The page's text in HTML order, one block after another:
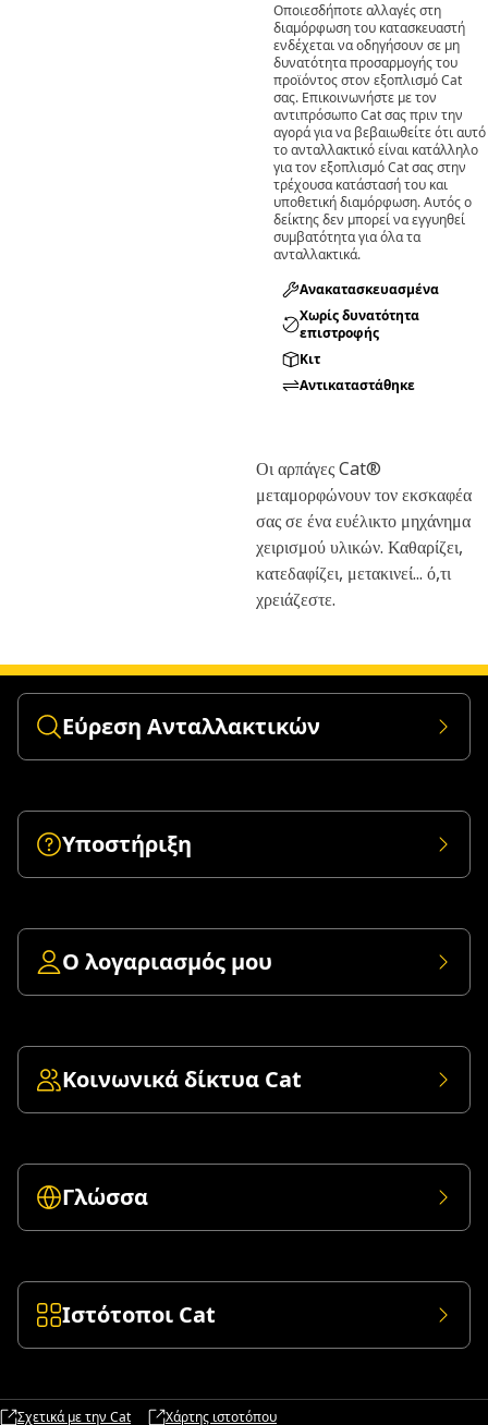
Οποιεσδήποτε αλλαγές στη
διαμόρφωση του κατασκευαστή
ενδέχεται να οδηγήσουν σε μη
δυνατότητα προσαρμογής του
προϊόντος στον εξοπλισμό Cat
σας. Επικοινωνήστε με τον
αντιπρόσωπο Cat σας πριν την
αγορά για να βεβαιωθείτε ότι αυτό
το ανταλλακτικό είναι κατάλληλο
για τον εξοπλισμό Cat σας στην
τρέχουσα κατάστασή του και
υποθετική διαμόρφωση. Αυτός ο
δείκτης δεν μπορεί να εγγυηθεί
συμβατότητα για όλα τα
ανταλλακτικά.
Ανακατασκευασμένα
Χωρίς δυνατότητα
επιστροφής
Κιτ
Αντικαταστάθηκε
Οι αρπάγες Cat®
μεταμορφώνουν τον εκσκαφέα
σας σε ένα ευέλικτο μηχάνημα
χειρισμού υλικών. Καθαρίζει,
κατεδαφίζει, μετακινεί... ό,τι
χρειάζεστε.
Εύρεση Ανταλλακτικών
Υποστήριξη
Ο λογαριασμός μου
Κοινωνικά δίκτυα Cat
Γλώσσα
Ιστότοποι Cat
Σχετικά με την Cat Χάρτης ιστοτόπου